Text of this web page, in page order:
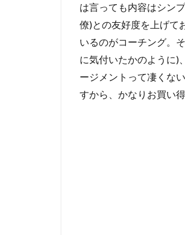
は言っても内容はシン
僚)との友好度を上げて
いるのがコーチング。
に気付いたかのように)
ージメントって凄くな
すから、かなりお買い